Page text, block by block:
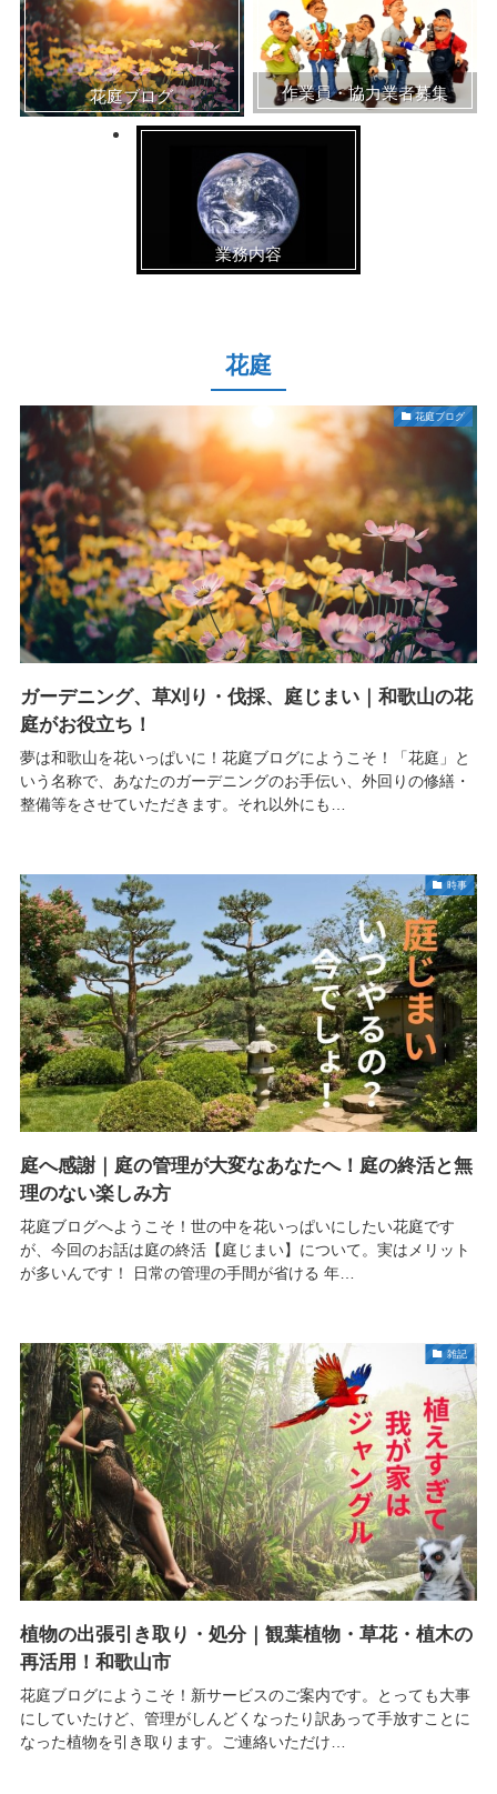
花庭ブログ 作業員・協力業者募集
業務内容
花庭
花庭ブログ
ガーデニング、草刈り・伐採、庭じまい｜和歌山の花
庭がお役立ち！
夢は和歌山を花いっぱいに！花庭ブログにようこそ！「花庭」と
いう名称で、あなたのガーデニングのお手伝い、外回りの修繕・
整備等をさせていただきます。それ以外にも…
時事
庭へ感謝｜庭の管理が大変なあなたへ！庭の終活と無
理のない楽しみ方
花庭ブログへようこそ！世の中を花いっぱいにしたい花庭です
が、今回のお話は庭の終活【庭じまい】について。実はメリット
が多いんです！ 日常の管理の手間が省ける 年…
雑記
植物の出張引き取り・処分｜観葉植物・草花・植木の
再活用！和歌山市
花庭ブログにようこそ！新サービスのご案内です。とっても大事
にしていたけど、管理がしんどくなったり訳あって手放すことに
なった植物を引き取ります。ご連絡いただけ…